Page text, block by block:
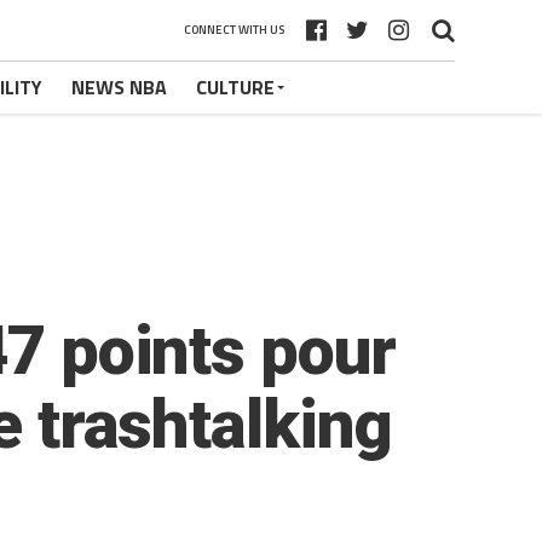
CONNECT WITH US
NEWS NBA CULTURE
points pour
trashtalking